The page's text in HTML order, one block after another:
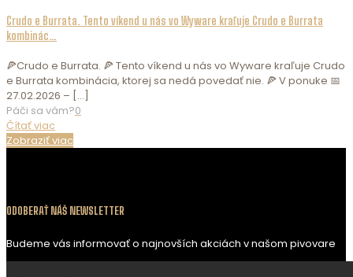
Crudo e Burrata. Tento víkend u nás vo Wyware kraľuje Crudo e Burrata
kombinác…
🍕Crudo e Burrata. 🍕 Tento víkend u nás vo Wyware kraľuje Crudo
e Burrata kombinácia, ktorej sa nedá povedať nie. 🍕 V ponuke 📅
27.02.2026 – […]
Páči sa vám?0
Čítať viac
Zobraziť viac
ODOBERAŤ NÁŠ NEWSLETTER
Budeme vás informovať o najnovších akciách v našom pivovare